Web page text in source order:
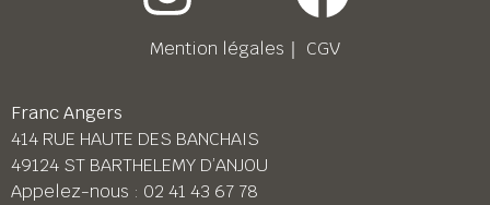
Mention légales ｜ CGV
Franc Angers
414 RUE HAUTE DES BANCHAIS
49124 ST BARTHELEMY D’ANJOU
Appelez-nous : 02 41 43 67 78